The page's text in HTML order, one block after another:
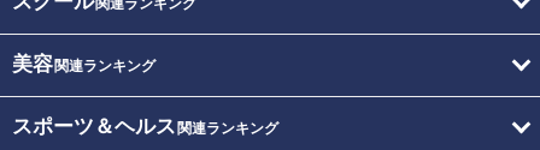
美容関連ランキング
スポーツ＆ヘルス 関連ランキング